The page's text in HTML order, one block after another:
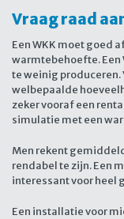
Vraag raad
Een WKK moet goed
warmtebehoefte. Een
te weinig produceren.
welbepaalde
zeker vooraf een
simulatie met een
Men rekent
rendabel te zijn. Een
interessant voor heel
Een installatie voor